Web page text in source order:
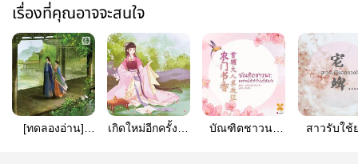
เรื่องที่คุณอาจจะสนใจ
[ทดลองอ่าน]
เกิดใหม่อีกครั้งไม่
บัณฑิตชาวนา
สาวรับใช้